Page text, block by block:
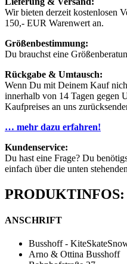
Wir bieten derzeit kostenlosen
150,- EUR Warenwert an.
Größenbestimmung:
Du brauchst eine
Rückgabe & Umtausch:
Wenn Du mit Deinem Kauf
innerhalb von 14 Tagen gegen
Kaufpreises an uns
… mehr dazu erfahren!
Kundenservice:
Du hast eine Frage? Du
einfach über die unten
PRODUKTINFOS:
ANSCHRIFT
Busshoff -
Arno & Ottina Busshoff